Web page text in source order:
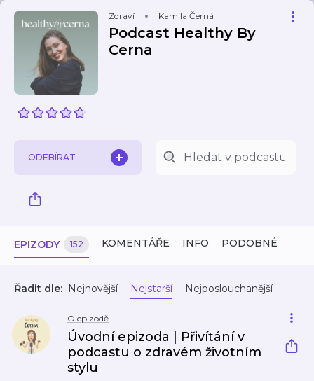
Zdraví Kamila Černá
Podcast Healthy By
Cerna
ODEBÍRAT
EPIZODY 152 KOMENTÁŘE INFO PODOBNÉ
Řadit dle: Nejnovější Nejstarší Nejposlouchanější
O epizodě
Úvodní epizoda | Přivítání v
podcastu o zdravém životním
stylu